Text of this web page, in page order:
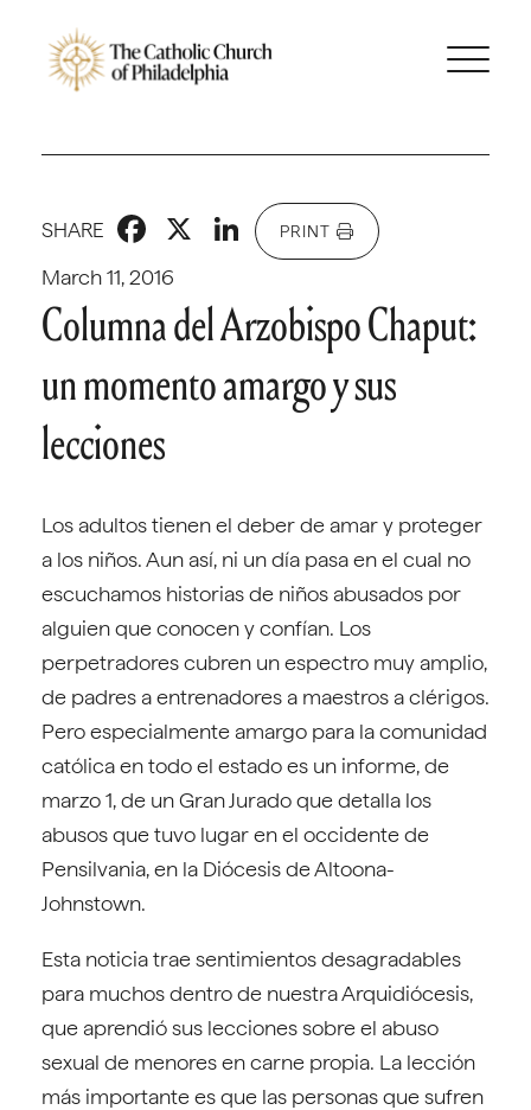
March 11, 2016
SHARE Facebook
X LinkedIn
PRINT
Columna del Arzobispo Chaput:
un momento amargo y sus
lecciones
Los adultos tienen el deber de amar y proteger
a los niños. Aun así, ni un día pasa en el cual no
escuchamos historias de niños abusados por
alguien que conocen y confían. Los
perpetradores cubren un espectro muy amplio,
de padres a entrenadores a maestros a clérigos.
Pero especialmente amargo para la comunidad
católica en todo el estado es un informe, de
marzo 1, de un Gran Jurado que detalla los
abusos que tuvo lugar en el occidente de
Pensilvania, en la Diócesis de Altoona-
Johnstown.
Esta noticia trae sentimientos desagradables
para muchos dentro de nuestra Arquidiócesis,
que aprendió sus lecciones sobre el abuso
sexual de menores en carne propia. La lección
más importante es que las personas que sufren